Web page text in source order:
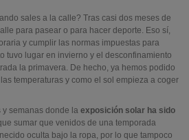
sales a la calle? Tras casi dos meses de
para pasear o para hacer deporte. Eso sí,
y cumplir las normas impuestas para
tuvo lugar en invierno y el desconfinamiento
la primavera. De hecho, ya hemos podido
temperaturas y como el sol empieza a coger
y semanas donde la exposición solar ha sido
sumar que venidos de una temporada
oculta bajo la ropa, por lo que tampoco